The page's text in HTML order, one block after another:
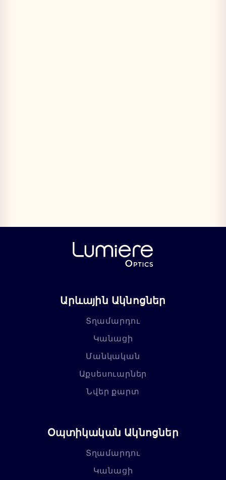
Արևային Ակնոցներ
Տղամարդու
Կանացի
Մանկական
Աքսեսուարներ
Նվեր քարտ
Օպտիկական Ակնոցներ
Տղամարդու
Կանացի